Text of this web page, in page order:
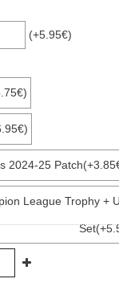
(+5.95€)
2024-25
League Trophy +